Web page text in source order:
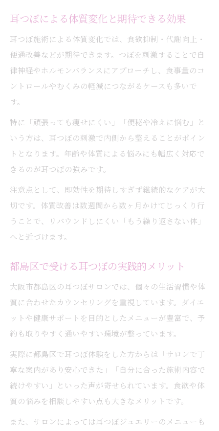
耳つぼによる体質変化と期待できる効果
耳つぼ施術による体質変化では、食欲抑制・代謝向上・
便通改善などが期待できます。つぼを刺激することで自
律神経やホルモンバランスにアプローチし、食事量のコ
ントロールやむくみの軽減につながるケースも多いで
す。
特に「頑張っても痩せにくい」「便秘や冷えに悩む」と
いう方は、耳つぼの刺激で内側から整えることがポイン
トとなります。年齢や体質による悩みにも幅広く対応で
きるのが耳つぼの強みです。
注意点として、即効性を期待しすぎず継続的なケアが大
切です。体質改善は数週間から数ヶ月かけてじっくり行
うことで、リバウンドしにくい「もう繰り返さない体」
へと近づけます。
都島区で受ける耳つぼの実践的メリット
大阪市都島区の耳つぼサロンでは、個々の生活習慣や体
質に合わせたカウンセリングを重視しています。ダイエ
ットや健康サポートを目的としたメニューが豊富で、予
約も取りやすく通いやすい環境が整っています。
実際に都島区で耳つぼ体験をした方からは「サロンで丁
寧な案内があり安心できた」「自分に合った施術内容で
続けやすい」といった声が寄せられています。食欲や体
質の悩みを相談しやすい点も大きなメリットです。
また、サロンによっては耳つぼジュエリーのメニューも